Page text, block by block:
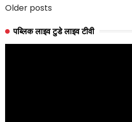
Posts
navigation
Older posts
पब्लिक लाइव टुडे लाइव टीवी